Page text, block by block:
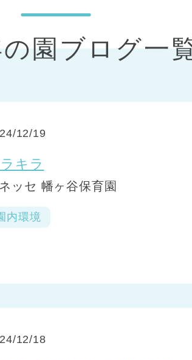
芦屋市(1)
の園ブログ一
12/19
キラ
ッセ 幡ヶ谷保育園
内環境
12/18